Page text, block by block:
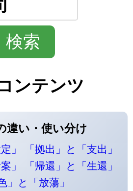
ンテンツ
違い・使い分け
」
「拠出」と「支出」
」
「帰還」と「生還」
」と「放蕩」